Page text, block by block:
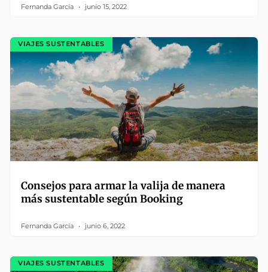
Fernanda García junio 15, 2022
VIAJES SUSTENTABLES
Consejos para armar la valija de manera
más sustentable según Booking
Fernanda García junio 6, 2022
VIAJES SUSTENTABLES